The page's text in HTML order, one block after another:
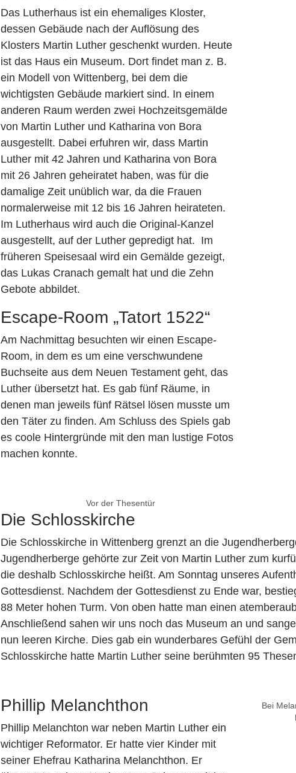
Das Lutherhaus ist ein ehemaliges Kloster,
dessen Gebäude nach der Auflösung des
Klosters Martin Luther geschenkt wurden. Heute
ist das Haus ein Museum. Dort findet man z. B.
ein Modell von Wittenberg, bei dem die
wichtigsten Gebäude markiert sind. In einem
anderen Raum werden zwei Hochzeitsgemälde
von Martin Luther und Katharina von Bora
ausgestellt. Dabei erfuhren wir, dass Martin
Luther mit 42 Jahren und Katharina von Bora
mit 26 Jahren geheiratet haben, was für die
damalige Zeit unüblich war, da die Frauen
normalerweise mit 12 bis 16 Jahren heirateten.
Im Lutherhaus wird auch die Original-Kanzel
ausgestellt, auf der Luther gepredigt hat. Im
früheren Speisesaal wird ein Gemälde gezeigt,
das Lukas Cranach gemalt hat und die Zehn
Gebote abbildet.
Escape-Room „Tatort 1522“
Am Nachmittag besuchten wir einen Escape-
Room, in dem es um eine verschwundene
Buchseite aus dem Neuen Testament geht, das
Luther übersetzt hat. Es gab fünf Räume, in
denen man jeweils fünf Rätsel lösen musste um
den Täter zu finden. Am Schluss des Spiels gab
es coole Hintergründe mit den man lustige Fotos
machen konnte.
Vor der Thesentür
Die Schlosskirche
Die Schlosskirche in Wittenberg grenzt an die
Jugendherberge gehörte zur Zeit von Martin Luther zum
die deshalb Schlosskirche heißt. Am Sonntag unseres
Gottesdienst. Nachdem der Gottesdienst zu Ende war,
88 Meter hohen Turm. Von oben hatte man einen
Anschließend sahen wir uns noch das Museum an und
nun leeren Kirche. Dies gab ein wunderbares Gefühl der
Schlosskirche hatte Martin Luther seine berühmten 95
Bei
Phillip Melanchthon
Phillip Melanchton war neben Martin Luther ein
wichtiger Reformator. Er hatte vier Kinder mit
seiner Ehefrau Katharina Melanchthon. Er